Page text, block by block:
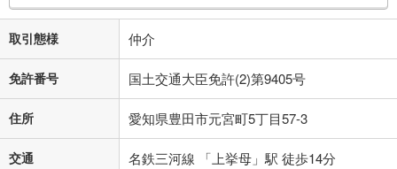
取引態様 仲介
免許番号 国土交通大臣免許(2)第9405号
住所 愛知県豊田市元宮町5丁目57-3
交通 名鉄三河線 「上挙母」駅 徒歩14分